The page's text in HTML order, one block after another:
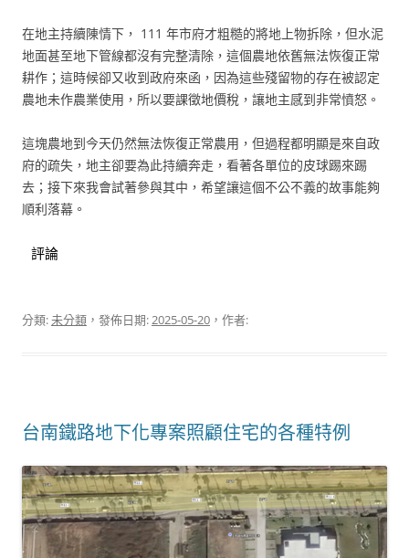
在地主持續陳情下， 111 年市府才粗糙的將地上物拆除，但水泥
地面甚至地下管線都沒有完整清除，這個農地依舊無法恢復正常
耕作；這時候卻又收到政府來函，因為這些殘留物的存在被認定
農地未作農業使用，所以要課徵地價稅，讓地主感到非常憤怒。
這塊農地到今天仍然無法恢復正常農用，但過程都明顯是來自政
府的疏失，地主卻要為此持續奔走，看著各單位的皮球踢來踢
去；接下來我會試著參與其中，希望讓這個不公不義的故事能夠
順利落幕。
評論
分類:未分類 ，發佈日期:2025-05-20 ，作者:
台南鐵路地下化專案照顧住宅的各種特例